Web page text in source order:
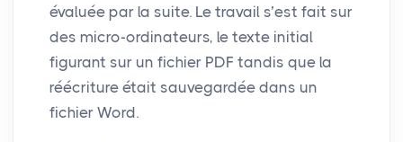
évaluée par la suite. Le travail s’est fait sur
des micro-ordinateurs, le texte initial
figurant sur un fichier PDF tandis que la
réécriture était sauvegardée dans un
fichier Word.